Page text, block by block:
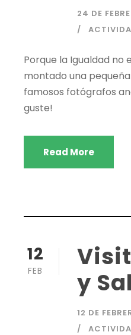
24 DE
Porque la Igualdad no
montado una
famosos fotógrafos
guste!
Read More
12
FEB
y
12 DE